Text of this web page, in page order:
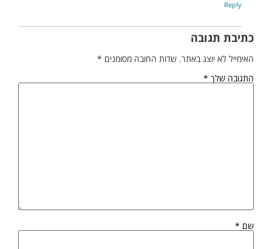
Reply
כתיבת תגובה
האימייל לא יוצג באתר. שדות החובה מסומנים*
התגובה שלך*
שם*